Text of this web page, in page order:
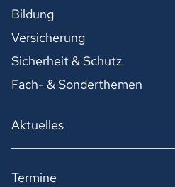
Bildung
Versicherung
Sicherheit & Schutz
Fach- & Sonderthemen
Aktuelles
Termine